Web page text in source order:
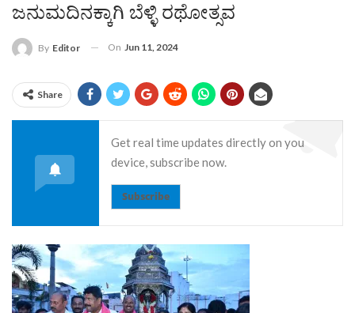
ಜನುಮದಿನಕ್ಕಾಗಿ ಬೆಳ್ಳಿ ರಥೋತ್ಸವ
By Editor On Jun 11, 2024
Share
Get real time updates directly on you
device, subscribe now.
Subscribe